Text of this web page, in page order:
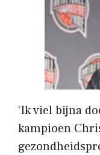
‘Ik viel bijna
kampioen